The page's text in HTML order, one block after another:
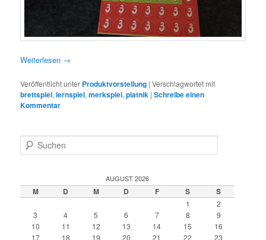
Weiterlesen →
Veröffentlicht unter Produktvorstellung |Verschlagwortet mit
brettspiel,lernspiel,merkspiel,piatnik |Schreibe einen
Kommentar
u
e
n
AUGUST 2026
M D M D F S S
1
2
3
4 5 6 7 8
9
10
11 12 13 14 15
16
17
18 19 20 21 22 23